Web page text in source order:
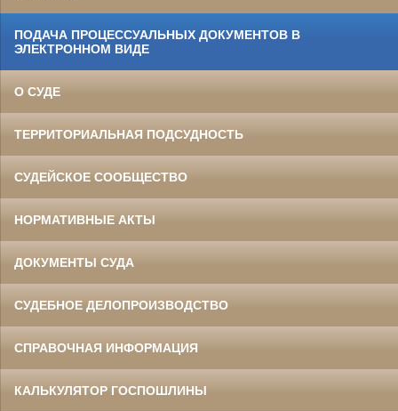
ПОДАЧА ПРОЦЕССУАЛЬНЫХ ДОКУМЕНТОВ В
ЭЛЕКТРОННОМ ВИДЕ
О СУДЕ
ТЕРРИТОРИАЛЬНАЯ ПОДСУДНОСТЬ
СУДЕЙСКОЕ СООБЩЕСТВО
НОРМАТИВНЫЕ АКТЫ
ДОКУМЕНТЫ СУДА
СУДЕБНОЕ ДЕЛОПРОИЗВОДСТВО
СПРАВОЧНАЯ ИНФОРМАЦИЯ
КАЛЬКУЛЯТОР ГОСПОШЛИНЫ